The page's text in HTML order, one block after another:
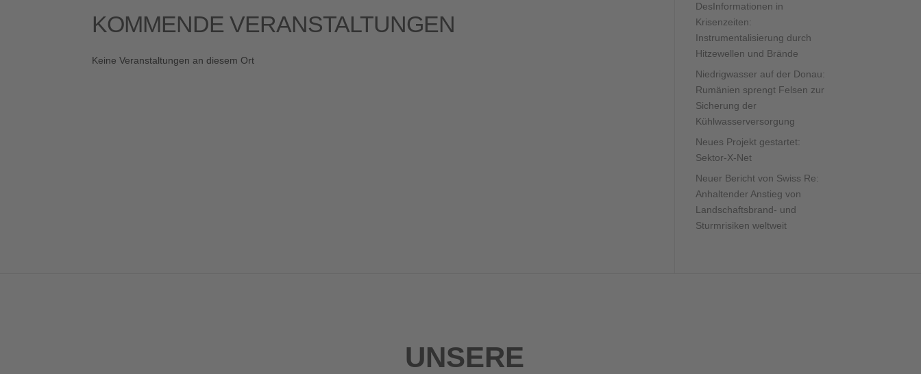
KOMMENDE VERANSTALTUNGEN
Keine Veranstaltungen an diesem Ort
DesInformationen in
Krisenzeiten:
Instrumentalisierung durch
Hitzewellen und Brände
Niedrigwasser auf der Donau:
Rumänien sprengt Felsen zur
Sicherung der
Kühlwasserversorgung
Neues Projekt gestartet:
Sektor-X-Net
Neuer Bericht von Swiss Re:
Anhaltender Anstieg von
Landschaftsbrand- und
Sturmrisiken weltweit
UNSERE